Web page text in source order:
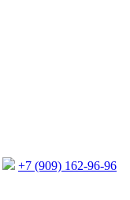
+7 (909) 162-96-96